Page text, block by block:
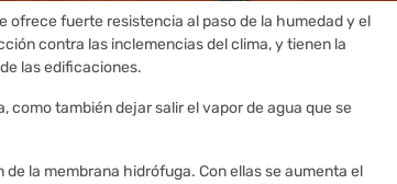
ofrece fuerte resistencia al paso de la humedad y el
contra las inclemencias del clima, y tienen la
las edificaciones.
como también dejar salir el vapor de agua que se
la membrana hidrófuga. Con ellas se aumenta el